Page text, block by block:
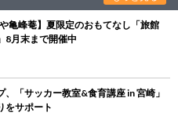
亀峰菴】夏限定のおもてなし「旅館
8月末まで開催中
「サッカー教室&食育講座 in 宮崎」
をサポート